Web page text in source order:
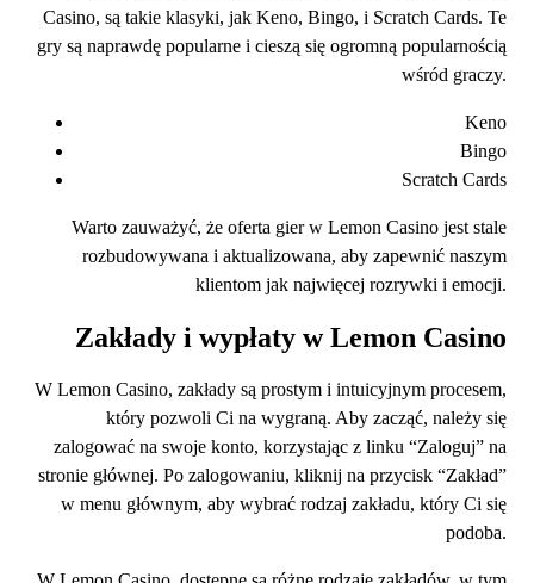
Casino, są takie klasyki, jak Keno, Bingo, i Scratch Cards. Te
gry są naprawdę popularne i cieszą się ogromną popularnością
wśród graczy.
Keno
Bingo
Scratch Cards
Warto zauważyć, że oferta gier w Lemon Casino jest stale
rozbudowywana i aktualizowana, aby zapewnić naszym
klientom jak najwięcej rozrywki i emocji.
Zakłady i wypłaty w Lemon Casino
W Lemon Casino, zakłady są prostym i intuicyjnym procesem,
który pozwoli Ci na wygraną. Aby zacząć, należy się
zalogować na swoje konto, korzystając z linku “Zaloguj” na
stronie głównej. Po zalogowaniu, kliknij na przycisk “Zakład”
w menu głównym, aby wybrać rodzaj zakładu, który Ci się
podoba.